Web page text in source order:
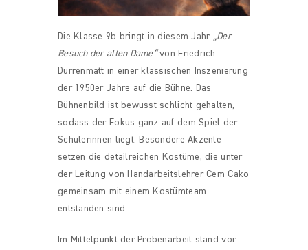
Die Klasse 9b bringt in diesem Jahr „Der
Besuch der alten Dame“von Friedrich
Dürrenmatt in einer klassischen Inszenierung
der 1950er Jahre auf die Bühne. Das
Bühnenbild ist bewusst schlicht gehalten,
sodass der Fokus ganz auf dem Spiel der
Schülerinnen liegt. Besondere Akzente
setzen die detailreichen Kostüme, die unter
der Leitung von Handarbeitslehrer Cem Cako
gemeinsam mit einem Kostümteam
entstanden sind.
Im Mittelpunkt der Probenarbeit stand vor